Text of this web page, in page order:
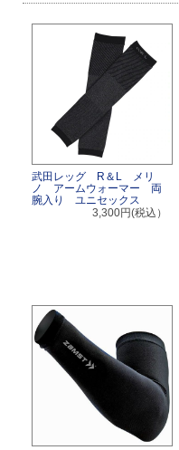
武田レッグ R＆L メリ
ノ アームウォーマー 両
腕入り ユニセックス
3,300円(税込）